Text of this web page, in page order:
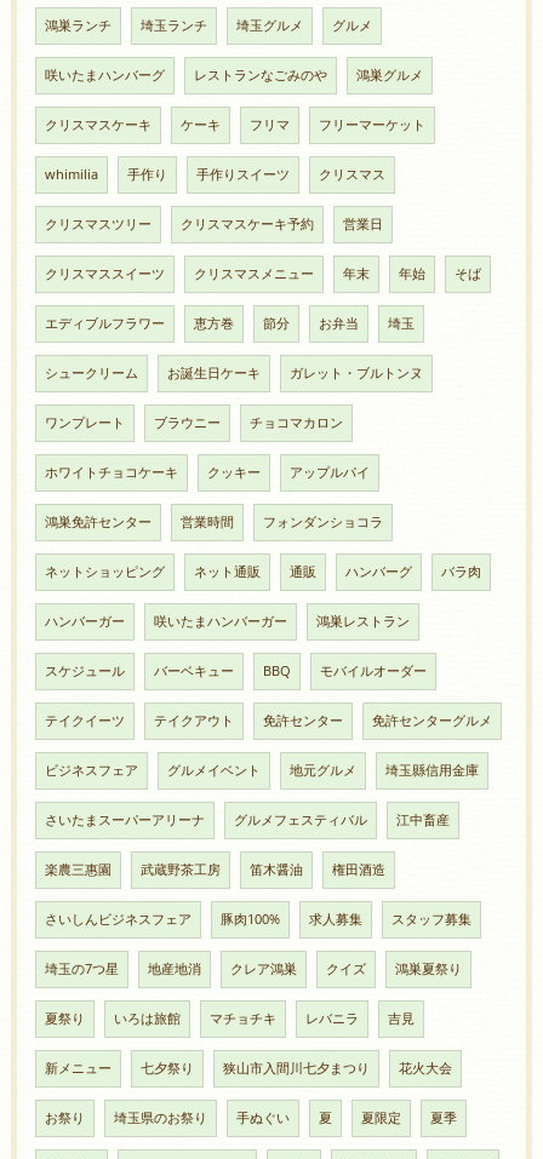
鴻巣ランチ 埼玉ランチ 埼玉グルメ グルメ
咲いたまハンバーグ レストランなごみのや 鴻巣グルメ
クリスマスケーキ ケーキ フリマ フリーマーケット
whimilia 手作り 手作りスイーツ クリスマス
クリスマスツリー クリスマスケーキ予約 営業日
クリスマススイーツ クリスマスメニュー 年末 年始 そば
エディブルフラワー 恵方巻 節分 お弁当 埼玉
シュークリーム お誕生日ケーキ ガレット・ブルトンヌ
ワンプレート ブラウニー チョコマカロン
ホワイトチョコケーキ クッキー アップルパイ
鴻巣免許センター 営業時間 フォンダンショコラ
ネットショッピング ネット通販 通販 ハンバーグ バラ肉
ハンバーガー 咲いたまハンバーガー 鴻巣レストラン
スケジュール バーベキュー BBQ モバイルオーダー
テイクイーツ テイクアウト 免許センター 免許センターグルメ
ビジネスフェア グルメイベント 地元グルメ 埼玉縣信用金庫
さいたまスーパーアリーナ グルメフェスティバル 江中畜産
楽農三惠園 武蔵野茶工房 笛木醤油 権田酒造
さいしんビジネスフェア 豚肉100% 求人募集 スタッフ募集
埼玉の7つ星 地産地消 クレア鴻巣 クイズ 鴻巣夏祭り
夏祭り いろは旅館 マチョチキ レバニラ 吉見
新メニュー 七夕祭り 狭山市入間川七夕まつり 花火大会
お祭り 埼玉県のお祭り 手ぬぐい 夏 夏限定 夏季